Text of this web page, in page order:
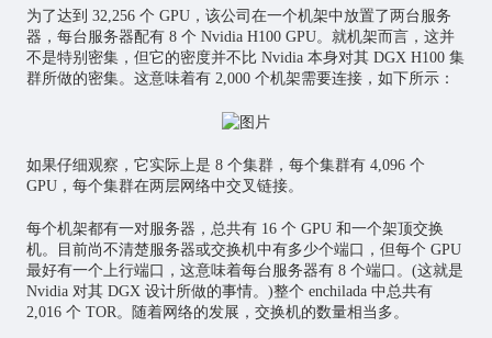
为了达到 32,256 个 GPU，该公司在一个机架中放置了两台服务
器，每台服务器配有 8 个 Nvidia H100 GPU。就机架而言，这并
不是特别密集，但它的密度并不比 Nvidia 本身对其 DGX H100 集
群所做的密集。这意味着有 2,000 个机架需要连接，如下所示：
如果仔细观察，它实际上是 8 个集群，每个集群有 4,096 个
GPU，每个集群在两层网络中交叉链接。
每个机架都有一对服务器，总共有 16 个 GPU 和一个架顶交换
机。目前尚不清楚服务器或交换机中有多少个端口，但每个 GPU
最好有一个上行端口，这意味着每台服务器有 8 个端口。(这就是
Nvidia 对其 DGX 设计所做的事情。)整个 enchilada 中总共有
2,016 个 TOR。随着网络的发展，交换机的数量相当多。